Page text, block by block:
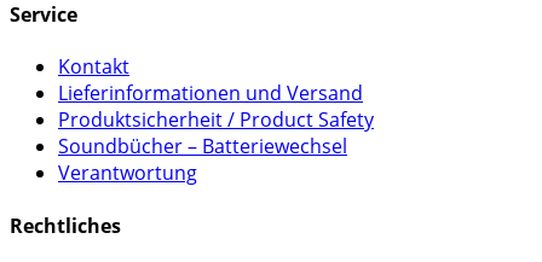
Service
Kontakt
Lieferinformationen und Versand
Produktsicherheit / Product Safety
Soundbücher – Batteriewechsel
Verantwortung
Rechtliches